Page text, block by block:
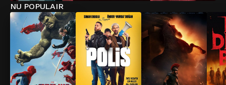
NU POPULAIR